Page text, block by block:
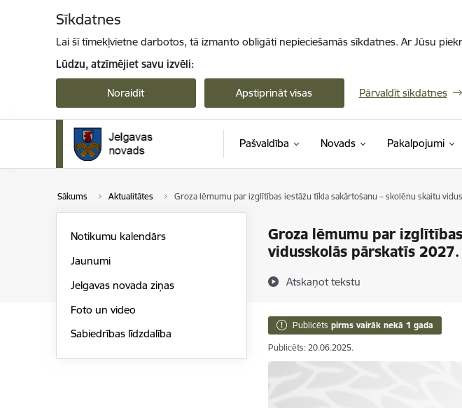
Sīkdatnes
Lai šī tīmekļvietne darbotos, tā izmanto obligāti nepieciešamās sīkdatnes. Ar Jūsu
Lūdzu, atzīmējiet savu izvēli:
Noraidīt Apstiprināt visas Pārvaldīt sīkdatnes
Pašvaldība Novads Pakalpojumi
Sākums Aktualitātes Groza lēmumu par izglītības iestāžu tīkla sakārtošanu – skolēnu skaitu
Groza lēmumu par
vidusskolās pārskatīs
Atskaņot tekstu
Notikumu kalendārs
Jaunumi
Jelgavas novada ziņas
Foto un video
Sabiedrības līdzdalība
Publicēts pirms vairāk nekā 1 gada
Publicēts: 20.06.2025.